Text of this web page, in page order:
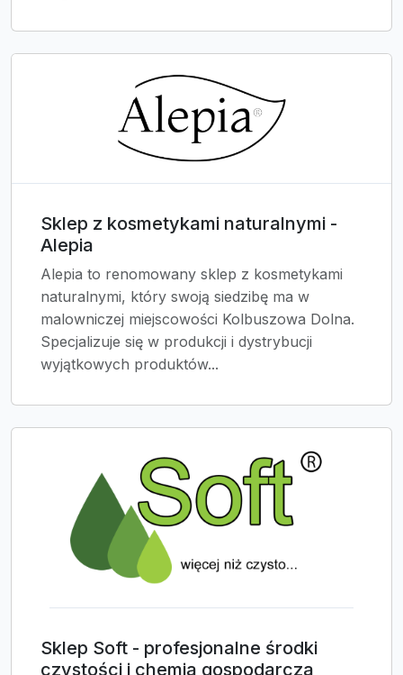
Sklep z kosmetykami naturalnymi -
Alepia
Alepia to renomowany sklep z kosmetykami
naturalnymi, który swoją siedzibę ma w
malowniczej miejscowości Kolbuszowa Dolna.
Specjalizuje się w produkcji i dystrybucji
wyjątkowych produktów...
Sklep Soft - profesjonalne środki
czystości i chemia gospodarcza